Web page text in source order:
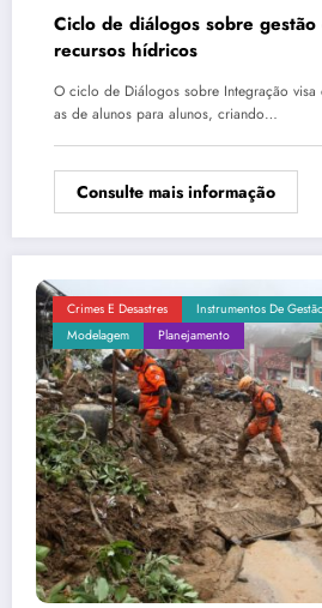
Ciclo de diálogos sobre
recursos hídricos
O ciclo de Diálogos sobre Integração visa
as de alunos para alunos, criando…
Consulte mais informação
Crimes E Desastres Instrumentos De
Modelagem
Planejamento